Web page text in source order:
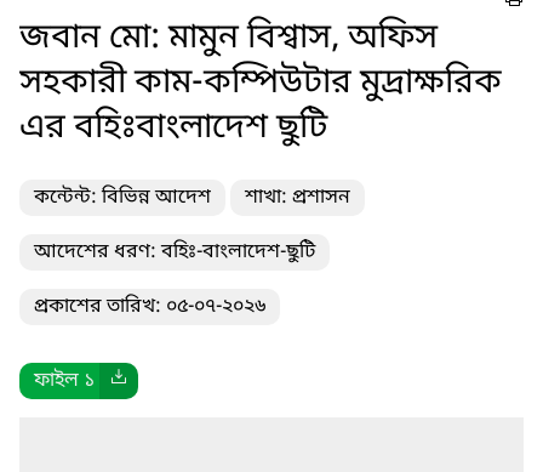
জবান মো: মামুন বিশ্বাস, অফিস
সহকারী কাম-কম্পিউটার মুদ্রাক্ষরিক
এর বহিঃবাংলাদেশ ছুটি
কন্টেন্ট: বিভিন্ন আদেশ শাখা: প্রশাসন
আদেশের ধরণ: বহিঃ-বাংলাদেশ-ছুটি
প্রকাশের তারিখ: ০৫-০৭-২০২৬
ফাইল ১